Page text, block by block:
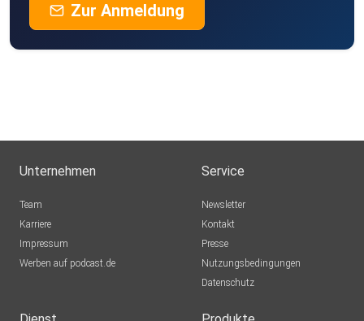
Zur Anmeldung
Unternehmen
Team
Karriere
Impressum
Werben auf podcast.de
Service
Newsletter
Kontakt
Presse
Nutzungsbedingungen
Datenschutz